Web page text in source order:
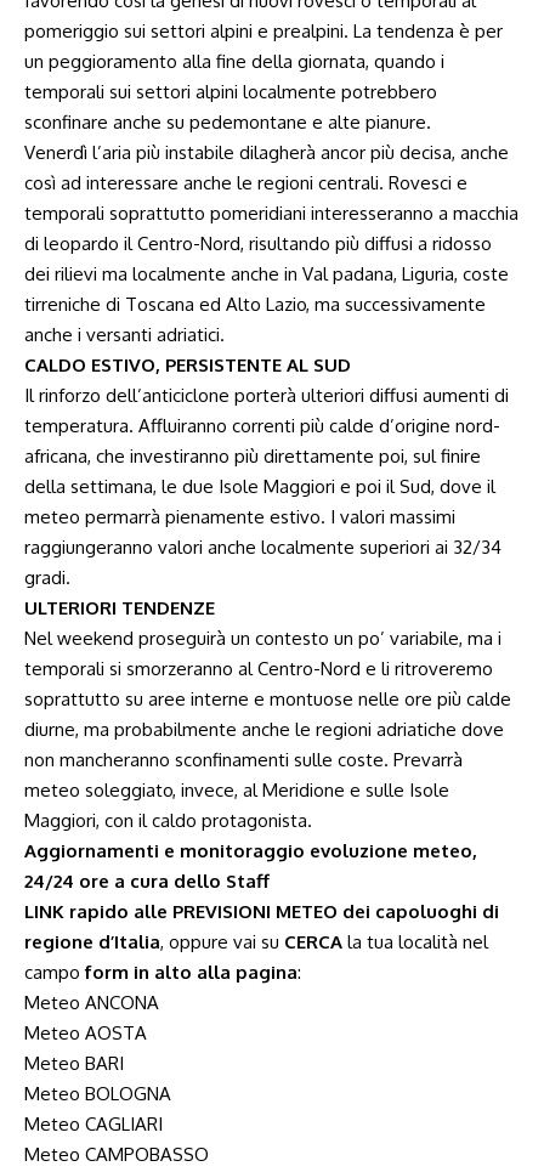
pomeriggio sui settori alpini e prealpini. La tendenza è per
un peggioramento alla fine della giornata, quando i
temporali sui settori alpini localmente potrebbero
sconfinare anche su pedemontane e alte pianure.
Venerdì l’aria più instabile dilagherà ancor più decisa, anche
così ad interessare anche le regioni centrali. Rovesci e
temporali soprattutto pomeridiani interesseranno a macchia
di leopardo il Centro-Nord, risultando più diffusi a ridosso
dei rilievi ma localmente anche in Val padana, Liguria, coste
tirreniche di Toscana ed Alto Lazio, ma successivamente
anche i versanti adriatici.
CALDO ESTIVO, PERSISTENTE AL SUD
Il rinforzo dell’anticiclone porterà ulteriori diffusi aumenti di
temperatura. Affluiranno correnti più calde d’origine nord-
africana, che investiranno più direttamente poi, sul finire
della settimana, le due Isole Maggiori e poi il Sud, dove il
meteo permarrà pienamente estivo. I valori massimi
raggiungeranno valori anche localmente superiori ai 32/34
gradi.
ULTERIORI TENDENZE
Nel weekend proseguirà un contesto un po’ variabile, ma i
temporali si smorzeranno al Centro-Nord e li ritroveremo
soprattutto su aree interne e montuose nelle ore più calde
diurne, ma probabilmente anche le regioni adriatiche dove
non mancheranno sconfinamenti sulle coste. Prevarrà
meteo soleggiato, invece, al Meridione e sulle Isole
Maggiori, con il caldo protagonista.
Aggiornamenti e monitoraggio evoluzione meteo,
24/24 ore a cura dello Staff
LINK rapido alle PREVISIONI METEO dei capoluoghi di
regione d’Italia, oppure vai su CERCA la tua località nel
campoform in alto alla pagina:
Meteo ANCONA
Meteo AOSTA
Meteo BARI
Meteo BOLOGNA
Meteo CAGLIARI
Meteo CAMPOBASSO